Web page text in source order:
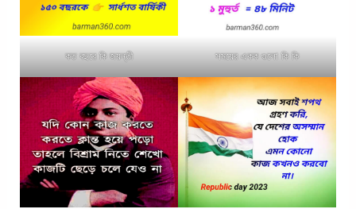
কত বছরে কি জয়ন্তী সময়ের একক গুলো কি কি